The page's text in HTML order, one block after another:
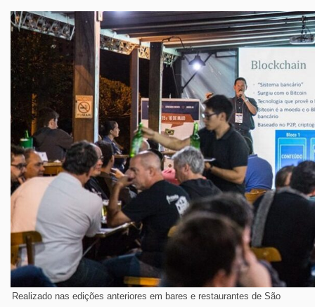
Realizado nas edições anteriores em bares e restaurantes de São